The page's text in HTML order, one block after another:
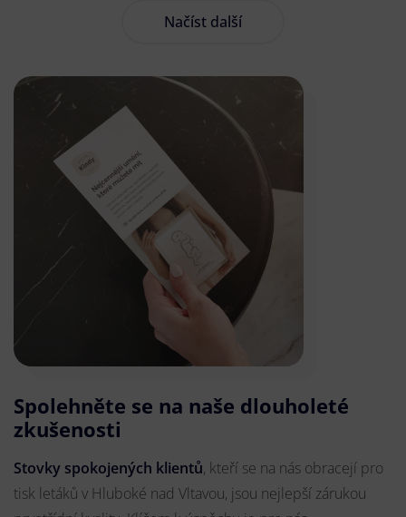
Načíst další
Spolehněte se na naše dlouholeté
zkušenosti
Stovky spokojených klientů, kteří se na nás obracejí pro
tisk letáků v Hluboké nad Vltavou, jsou nejlepší zárukou